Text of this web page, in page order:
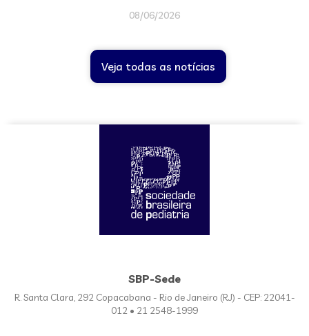
08/06/2026
Veja todas as notícias
SBP-Sede
R. Santa Clara, 292 Copacabana - Rio de Janeiro (RJ) - CEP: 22041-
012 • 21 2548-1999